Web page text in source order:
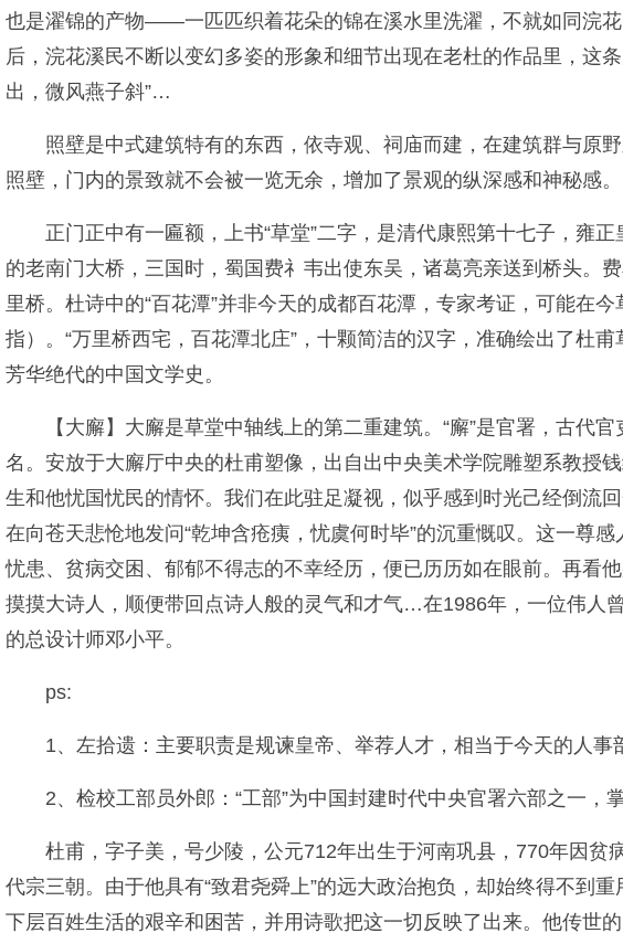
也是濯锦的产物——一匹匹织着花朵的锦在溪水里洗濯，不就如同浣
后，浣花溪民不断以变幻多姿的形象和细节出现在老杜的作品里，这
出，微风燕子斜”…
照壁是中式建筑特有的东西，依寺观、祠庙而建，在建筑群与原
照壁，门内的景致就不会被一览无余，增加了景观的纵深感和神秘感。
正门正中有一匾额，上书“草堂”二字，是清代康熙第十七子，雍
的老南门大桥，三国时，蜀国费礻韦出使东吴，诸葛亮亲送到桥头。
里桥。杜诗中的“百花潭”并非今天的成都百花潭，专家考证，可能在
指）。“万里桥西宅，百花潭北庄”，十颗简洁的汉字，准确绘出了杜
芳华绝代的中国文学史。
【大廨】大廨是草堂中轴线上的第二重建筑。“廨”是官署，古
名。安放于大廨厅中央的杜甫塑像，出自出中央美术学院雕塑系教授
生和他忧国忧民的情怀。我们在此驻足凝视，似乎感到时光己经倒流
在向苍天悲怆地发问“乾坤含疮痍，忧虞何时毕”的沉重慨叹。这一尊
忧患、贫病交困、郁郁不得志的不幸经历，便已历历如在眼前。再看
摸摸大诗人，顺便带回点诗人般的灵气和才气…在1986年，一位伟人
的总设计师邓小平。
ps:
1、左拾遗：主要职责是规谏皇帝、举荐人才，相当于今天的人事
2、检校工部员外郎：“工部”为中国封建时代中央官署六部之一
杜甫，字子美，号少陵，公元712年出生于河南巩县，770年因贫
代宗三朝。由于他具有“致君尧舜上”的远大政治抱负，却始终得不到
下层百姓生活的艰辛和困苦，并用诗歌把这一切反映了出来。他传世